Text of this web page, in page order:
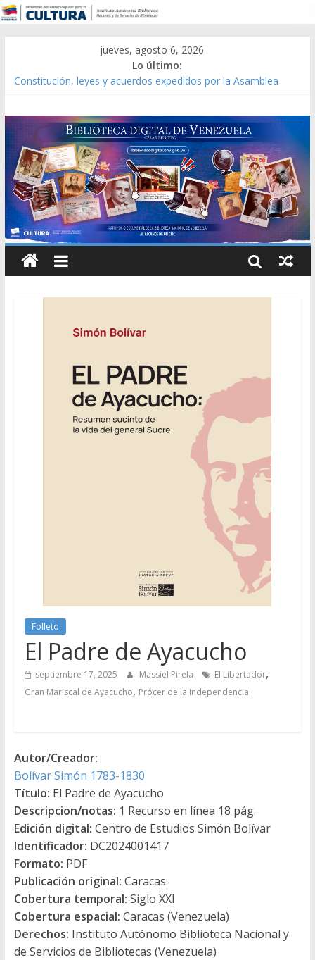
jueves, agosto 6, 2026
Lo último:
Constitución, leyes y acuerdos expedidos por la Asamblea
Modesta Bor Sánchez [material gráfico]
Gaceta Oficial de la República de Venezuela año CXXXIII Mes V,
Caracas 09 de marzo de 2006 N° 38.394
Catálogo temático de obras de Modesta Bor
Folleto
El Padre de Ayacucho
septiembre 17, 2025 Massiel Pirela El Libertador,
Gran Mariscal de Ayacucho, Prócer de la Independencia
Autor/Creador:
Bolívar Simón 1783-1830
Título: El Padre de Ayacucho
Descripcion/notas: 1 Recurso en línea 18 pág.
Edición digital: Centro de Estudios Simón Bolívar
Identificador: DC2024001417
Formato: PDF
Publicación original: Caracas:
Cobertura temporal: Siglo XXI
Cobertura espacial: Caracas (Venezuela)
Derechos: Instituto Autónomo Biblioteca Nacional y
de Servicios de Bibliotecas (Venezuela)